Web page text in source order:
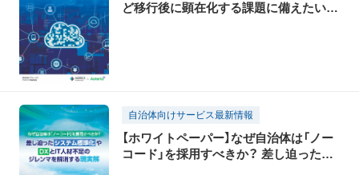
ど移行後に顕在化する課題に備えたい
自治体向けサービス最新情報
【ホワイトペーパー】なぜ自治体は「ノー
コード」を採用すべきか？ 差し迫ったシ